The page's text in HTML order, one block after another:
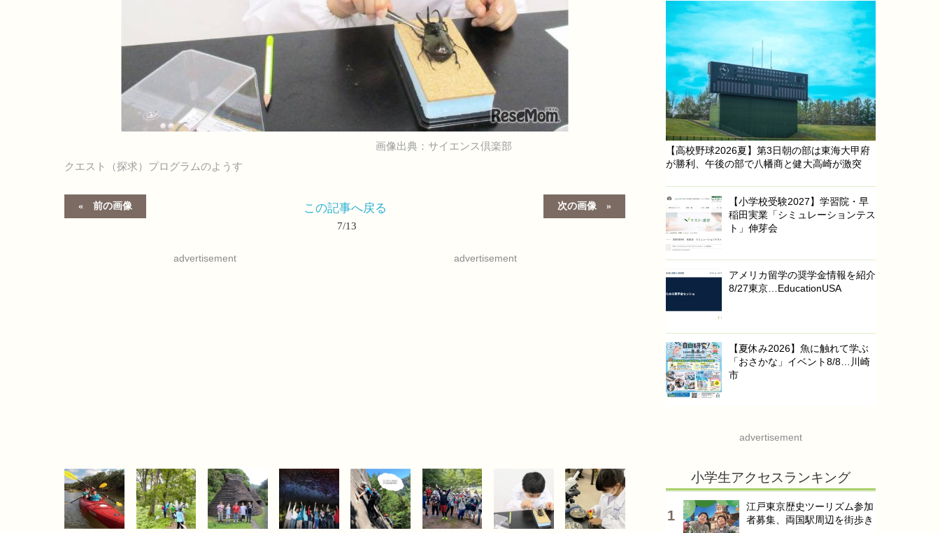
画像出典：サイエンス倶楽部
クエスト（探求）プログラムのようす
前の画像 次の画像
この記事へ戻る
7/13
advertisement advertisement
【高校野球2026夏】第3日朝の部は東海大甲府
が勝利、午後の部で八幡商と健大高崎が激突
【小学校受験2027】学習院・早
稲田実業「シミュレーションテス
ト」伸芽会
アメリカ留学の奨学金情報を紹介
8/27東京…EducationUSA
【夏休み2026】魚に触れて学ぶ
「おさかな」イベント8/8…川崎
市
advertisement
小学生アクセスランキング
江戸東京歴史ツーリズム参加
者募集、両国駅周辺を街歩き